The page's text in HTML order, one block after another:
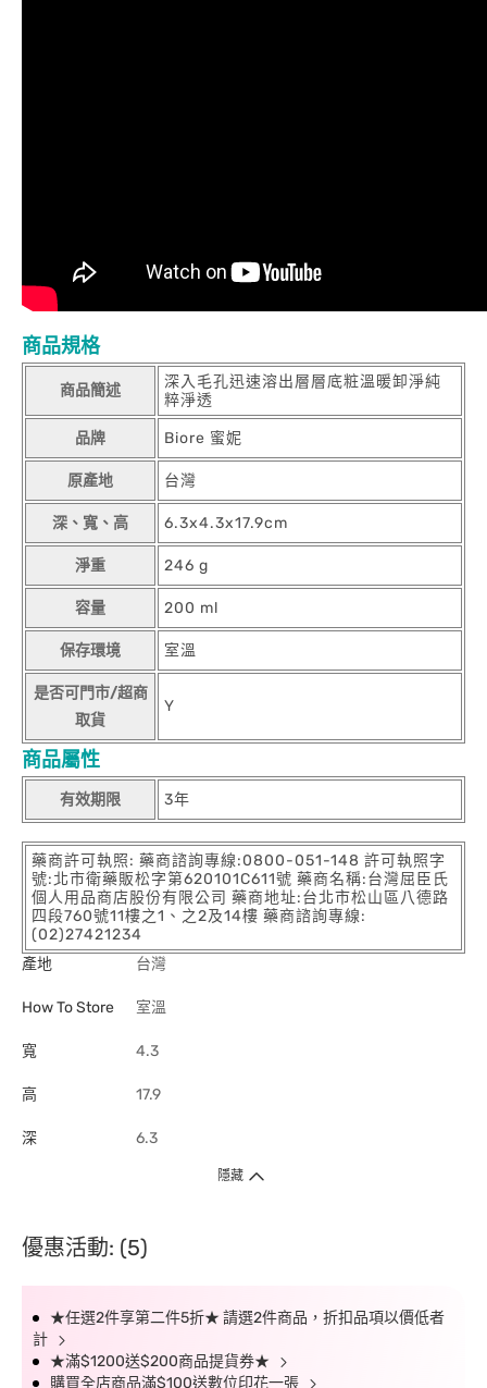
商品規格
商品簡述
深入毛孔迅速溶出層層底粧溫暖卸淨純
粹淨透
品牌 Biore 蜜妮
原產地 台灣
深、寬、高 6.3x4.3x17.9cm
淨重 246 g
容量 200 ml
保存環境 室溫
是否可門市/超商
取貨
Y
商品屬性
有效期限 3年
藥商許可執照: 藥商諮詢專線:0800-051-148 許可執照字
號:北市衛藥販松字第620101C611號 藥商名稱:台灣屈臣氏
個人用品商店股份有限公司 藥商地址:台北市松山區八德路
四段760號11樓之1、之2及14樓 藥商諮詢專線:
(02)27421234
產地
台灣
How To Store 室溫
寬 4.3
高 17.9
深 6.3
隱藏
優惠活動: (5)
★任選2件享第二件5折★ 請選2件商品，折扣品項以價低者
計
★滿$1200送$200商品提貨券★
購買全店商品滿$100送數位印花一張